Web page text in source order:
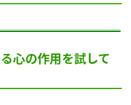
心の作用を試して